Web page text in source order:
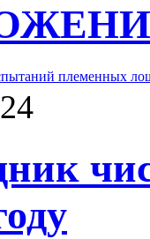
племенных